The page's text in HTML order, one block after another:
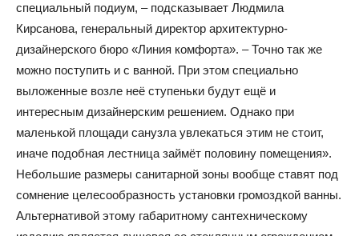
специальный подиум, – подсказывает Людмила
Кирсанова, генеральный директор архитектурно-
дизайнерского бюро «Линия комфорта». – Точно так же
можно поступить и с ванной. При этом специально
выложенные возле неё ступеньки будут ещё и
интересным дизайнерским решением. Однако при
маленькой площади санузла увлекаться этим не стоит,
иначе подобная лестница займёт половину помещения».
Небольшие размеры санитарной зоны вообще ставят под
сомнение целесообразность установки громоздкой ванны.
Альтернативой этому габаритному сантехническому